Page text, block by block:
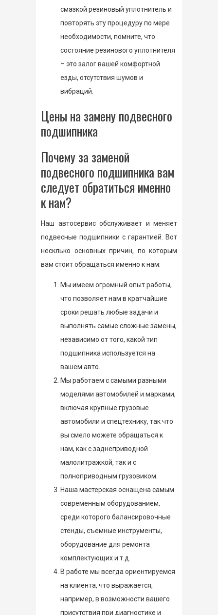
смазкой резиновый уплотнитель и
повторять эту процедуру по мере
необходимости, помните, что
состояние резинового уплотнителя
– это залог вашей комфортной
езды, отсутствия шумов и
вибраций.
Цены на замену подвесного
подшипника
Почему за заменой
подвесного подшипника вам
следует обратиться именно
к нам?
Наш автосервис обслуживает и меняет
подвесные подшипники с гарантией. Вот
несклько основных причин, по которым
вам стоит обращаться именно к нам:
Мы имеем огромный опыт работы,
что позволяет нам в кратчайшие
сроки решать любые задачи и
выполнять самые сложные замены,
независимо от того, какой тип
подшипника используется на
вашем авто.
Мы работаем с самыми разными
моделями автомобилей и марками,
включая крупные грузовые
автомобили и спецтехнику, так что
вы смело можете обращаться к
нам, как с заднеприводной
малолитражкой, так и с
полноприводным грузовиком.
Наша мастерская оснащена самым
современным оборудованием,
среди которого балансировочные
стенды, съемные инструменты,
оборудование для ремонта
комплектующих и т.д.
В работе мы всегда ориентируемся
на клиента, что выражается,
например, в возможности вашего
присутствия при диагностике и